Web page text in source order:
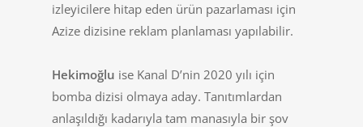
izleyicilere hitap eden ürün pazarlaması için
Azize dizisine reklam planlaması yapılabilir.
Hekimoğlu ise Kanal D’nin 2020 yılı için
bomba dizisi olmaya aday. Tanıtımlardan
anlaşıldığı kadarıyla tam manasıyla bir şov